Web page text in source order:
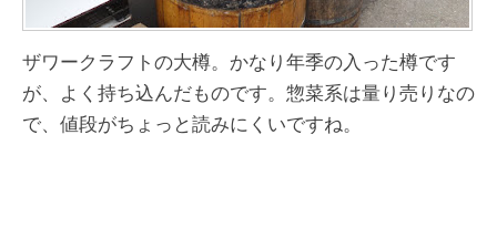
ザワークラフトの大樽。かなり年季の入った樽です
が、よく持ち込んだものです。惣菜系は量り売りなの
で、値段がちょっと読みにくいですね。